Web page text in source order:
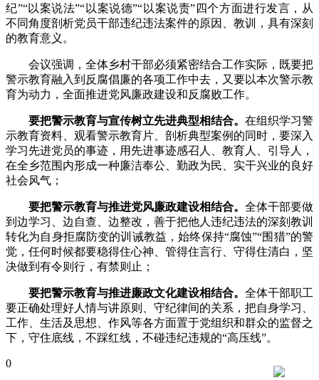
纪”“以案说法”“以案说德”“以案说责”四个方面进行发言，从
不同角度剖析党员干部违纪违法案件的原因、教训，具有深刻
的教育意义。
会议强调，全体乡村干部必须紧密结合工作实际，既要把
警示教育融入到反腐倡廉的各项工作中去，又要以本次警示教
育为动力，全面推进党风廉政建设和反腐败工作。
要把警示教育与宣传树立先进典型相结合。 在组织学习警
示教育资料、观看警示教育片、剖析典型案例的同时，要深入
学习先进党员的事迹，用先进事迹感召人、教育人、引导人，
在全乡范围内形成一种廉洁奉公、勤政为民、实干兴业的良好
社会风气；
要把警示教育与推进党风廉政建设相结合。 全体干部要做
到边学习、边自查、边整改，善于把他人违纪违法的深刻教训
转化为自身拒腐防变的训诫教益，始终保持“腐蚀”“围猎”的警
觉，任何时候都要稳得住心神、管得住言行、守得住清白，坚
决做到有令则行，有禁则止；
要把警示教育与推进廉政文化建设相结合。 全体干部职工
要正确处理好人情与讲原则、守纪律间的关系，把自身学习、
工作、生活及思想、作风等各方面置于党组织和群众的监督之
下，守住底线，不踩红线，不碰违纪违规的“高压线”。
0